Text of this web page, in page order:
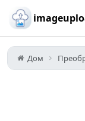
Skip to main
Дом